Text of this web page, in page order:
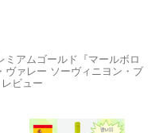
ミアムゴールド『マールボロ
ヴァレー ソーヴィニヨン・ブ
ビュー